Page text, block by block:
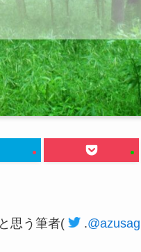
思う筆者( .